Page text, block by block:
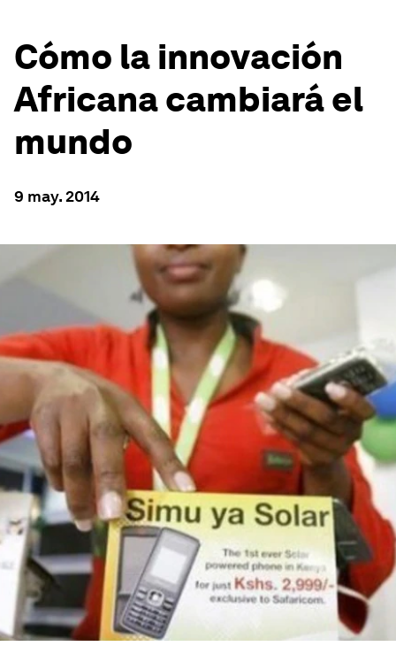
Cómo la innovación
Africana cambiará el
mundo
9 may. 2014